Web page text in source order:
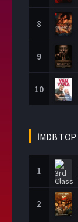
8
9
10
İMDB TOP
1
2